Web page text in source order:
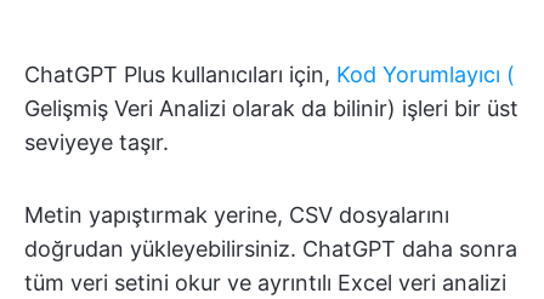
ChatGPT Plus kullanıcıları için, Kod Yorumlayıcı (
Gelişmiş Veri Analizi olarak da bilinir) işleri bir üst
seviyeye taşır.
Metin yapıştırmak yerine, CSV dosyalarını
doğrudan yükleyebilirsiniz. ChatGPT daha sonra
tüm veri setini okur ve ayrıntılı Excel veri analizi